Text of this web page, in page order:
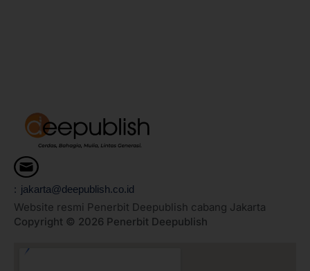
: jakarta@deepublish.co.id
Website resmi Penerbit Deepublish cabang Jakarta
Copyright © 2026 Penerbit Deepublish